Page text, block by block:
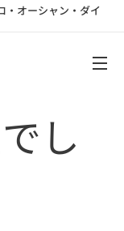
・オーシャン・ダイ
し